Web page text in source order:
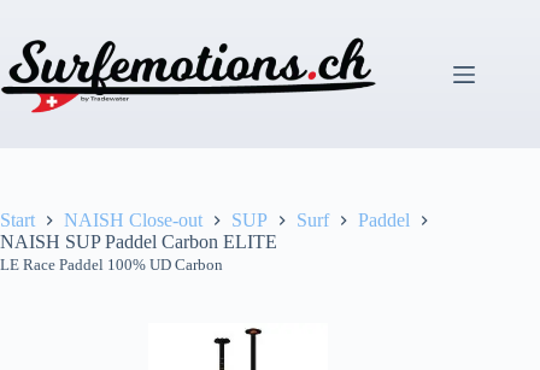
springen
Start NAISH Close-out SUP Surf
Paddel
NAISH SUP Paddel Carbon ELITE
LE Race Paddel 100% UD Carbon